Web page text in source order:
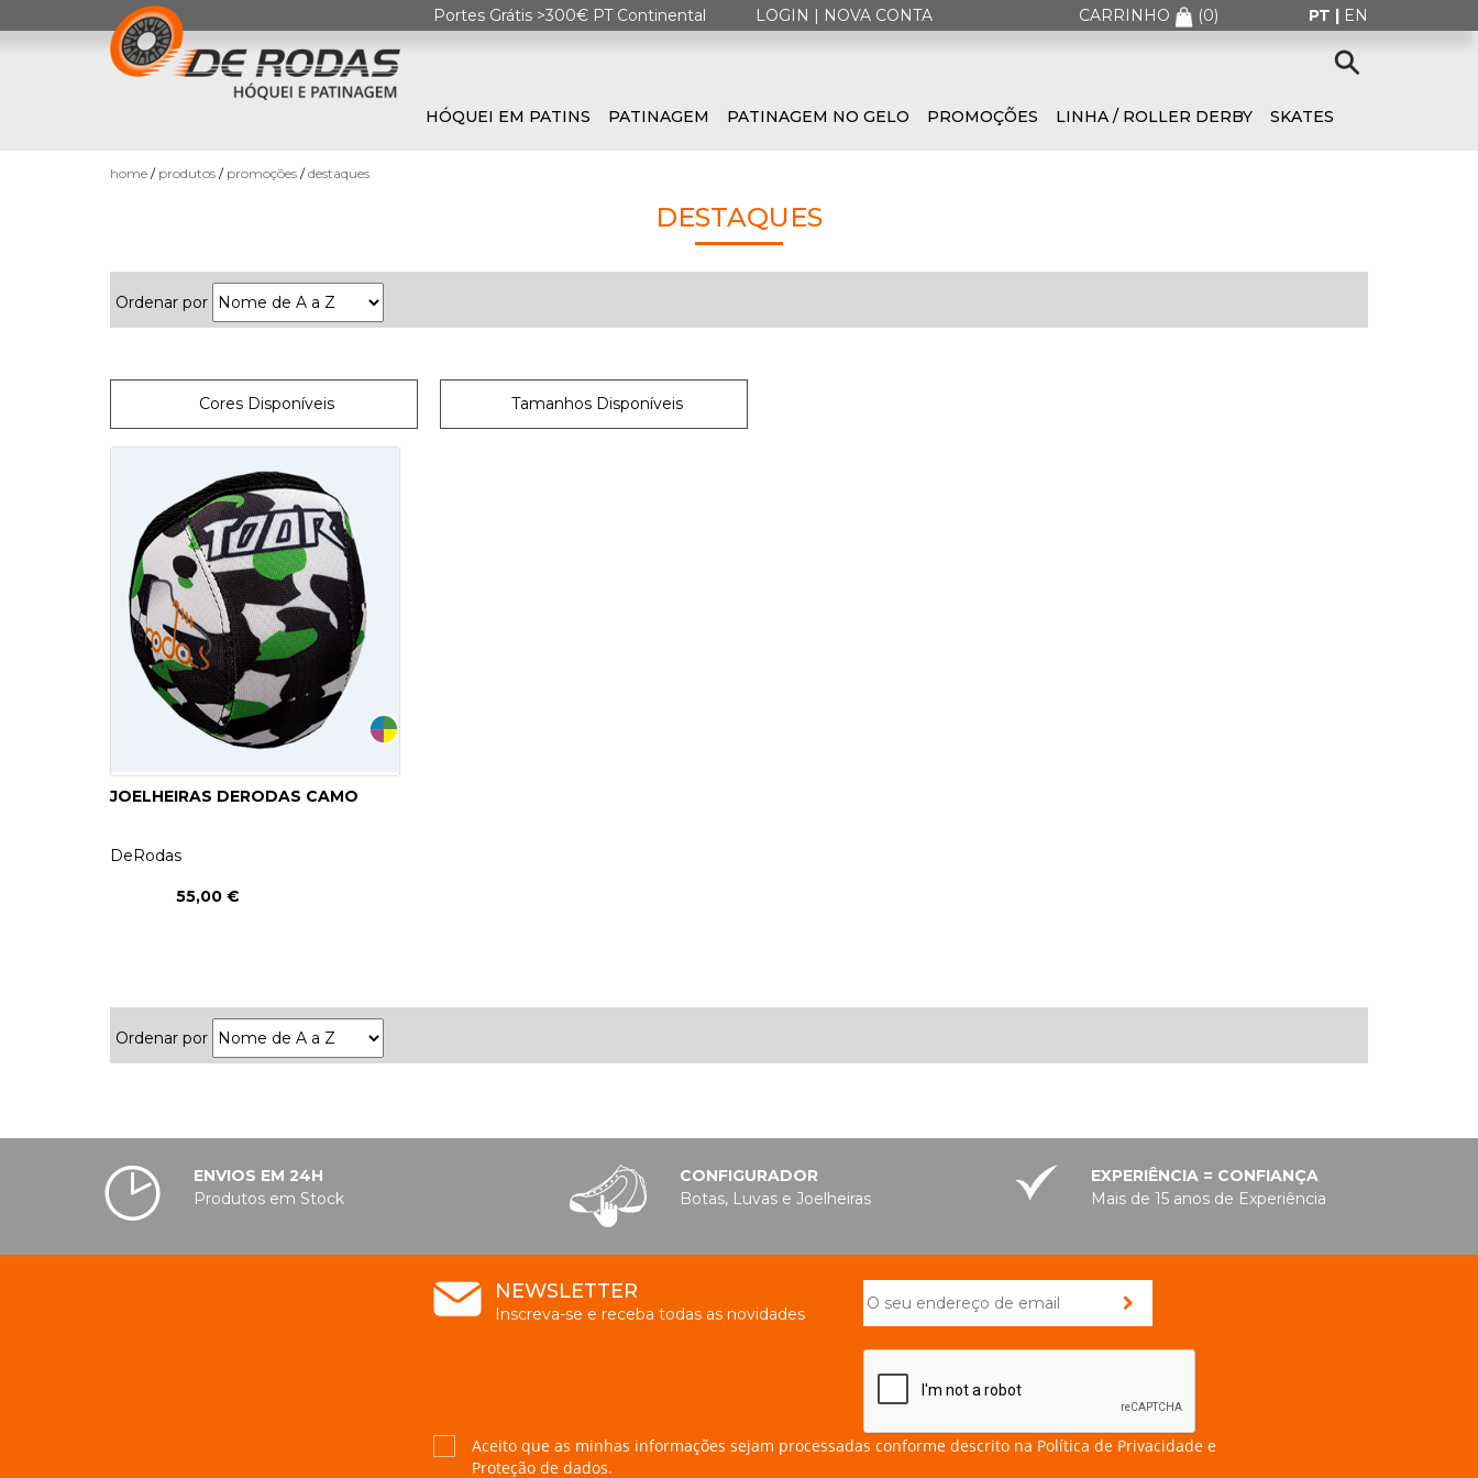
Portes Grátis >300€ PT Continental LOGIN | NOVA CONTA
PATINAGEM
PROMOÇÕES
CARRINHO (0) PT | EN
HÓQUEI EM PATINS PATINAGEM PATINAGEM NO GELO PROMOÇÕES LINHA / ROLLER DERBY SKATES
home produtos promoções destaques
DESTAQUES
Ordenar por
Cores Disponíveis Tamanhos Disponíveis
JOELHEIRAS DERODAS CAMO
DeRodas
55,00 €
Ordenar por
ENVIOS EM 24H
Produtos em Stock
CONFIGURADOR
Botas, Luvas e Joelheiras
EXPERIÊNCIA = CONFIANÇA
Mais de 15 anos de Experiência
NEWSLETTER
Inscreva-se e receba todas as novidades
Aceito que as minhas informações sejam processadas conforme descrito na Política de Privacidade e
Proteção de dados.